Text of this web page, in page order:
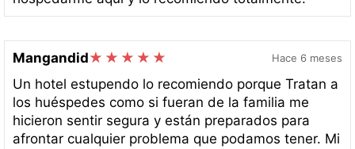
Mangandid Hace 6 meses
Un hotel estupendo lo recomiendo porque Tratan a
los huéspedes como si fueran de la familia me
hicieron sentir segura y están preparados para
afrontar cualquier problema que podamos tener. Mi